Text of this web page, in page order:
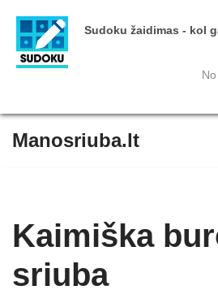
Sudoku žaidimas - kol
content
Manosriuba.lt
Kaimiška
sriuba